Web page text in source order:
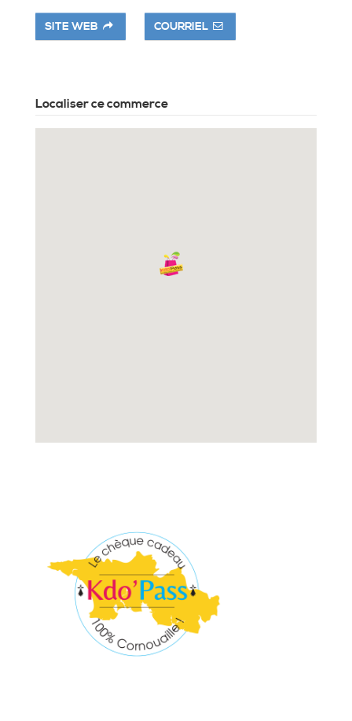
SITE WEB COURRIEL
Localiser ce commerce